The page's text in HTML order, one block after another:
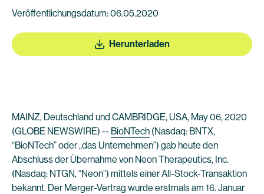
Veröffentlichungsdatum: 06.05.2020
Herunterladen
MAINZ, Deutschland und CAMBRIDGE, USA, May 06, 2020
(GLOBE NEWSWIRE) -- BioNTech (Nasdaq: BNTX,
“BioNTech” oder „das Unternehmen”) gab heute den
Abschluss der Übernahme von Neon Therapeutics, Inc.
(Nasdaq: NTGN, “Neon”) mittels einer All-Stock-Transaktion
bekannt. Der Merger-Vertrag wurde erstmals am 16. Januar